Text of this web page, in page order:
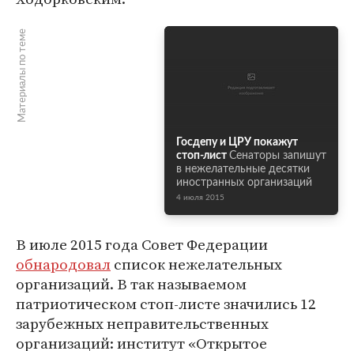
Материалы по теме
Госдепу и ЦРУ покажут
стоп-лист Сенаторы запишут
в нежелательные десятки
иностранных организаций
4 июля 2015
В июле 2015 года Совет Федерации
обнародовалсписок нежелательных
организаций. В так называемом
патриотическом стоп-листе значились 12
зарубежных неправительственных
организаций: институт «Открытое